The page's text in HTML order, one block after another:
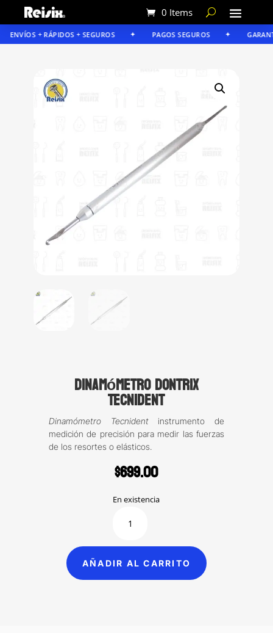
0 Items
ENVÍOS + RÁPIDOS + SEGUROS PAGOS SEGUROS
Dinamómetro Dontrix
Tecnident
Dinamómetro Tecnidentinstrumento de
medición de precisión para medir las fuerzas
de los resortes o elásticos.
$699.00
En existencia
Dontrix
AÑADIR AL CARRITO